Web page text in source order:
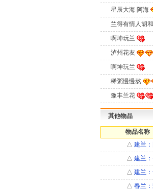
星辰大海 阿海
兰得有情人胡和
啊坤玩兰
泸州花友
啊坤玩兰
稀粥慢慢熬
豫丰兰花
其他物品
物品名称
△ 建兰
△ 建兰
△ 建兰
△ 春兰